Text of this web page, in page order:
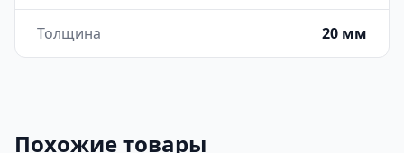
Толщина 20 мм
Похожие товары